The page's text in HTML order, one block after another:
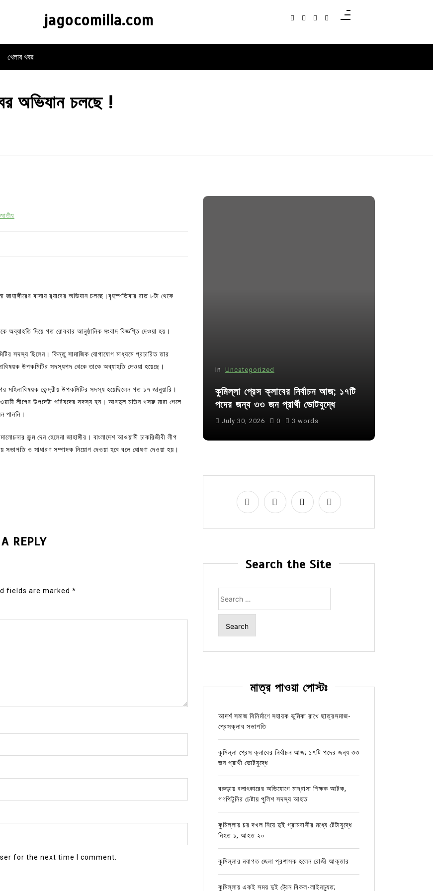
jagocomilla.com
খেলার খবর
অভিযান চলছে !
জাতীয়
বাসায় র‌্যাবের অভিযান চলছে।বৃহস্পতিবার রাত ৮টা থেকে
অব্যাহতি দিয়ে গত রোববার আনুষ্ঠানিক সংবাদ বিজ্ঞপ্তি দেওয়া হয়।
সদস্য ছিলেন। কিন্তু সামাজিক যোগাযোগ মাধ্যমে প্রচারিত তার
উপকমিটির সদস্যপদ থেকে তাকে অব্যাহতি দেওয়া হয়েছে।
মহিলাবিষয়ক কেন্দ্রীয় উপকমিটির সদস্য হয়েছিলেন গত ১৭ জানুয়ারি।
লীগের উপদেষ্টা পরিষদের সদস্য হন। আবদুল মতিন খসরু মারা গেলে
পাননি।
জন্ম দেন হেলেনা জাহাঙ্গীর। বাংলাদেশ আওয়ামী চাকরিজীবী লীগ
সভাপতি ও সাধারণ সম্পাদক নিয়োগ দেওয়া হবে বলে ঘোষণা দেওয়া হয়।
REPLY
fields are marked *
for the next time I comment.
In Uncategorized
আদর্শ সমাজ বিনির্মাণে সহায়ক ভুমিকা রাখে
ছাত্রসমাজ- প্রেসক্লাব সভাপতি
In Uncategorized
কুমিল্লা প্রেস ক্লাবের নির্বাচন আজ; ১৭টি
পদের জন্য ৩৩ জন প্রার্থী ভোটযুদ্ধে
July 30, 2026 0 3 words
Search the Site
for:
মাত্র পাওয়া পোস্টঃ
আদর্শ সমাজ বিনির্মাণে সহায়ক ভুমিকা রাখে ছাত্রসমাজ-
প্রেসক্লাব সভাপতি
কুমিল্লা প্রেস ক্লাবের নির্বাচন আজ; ১৭টি পদের জন্য ৩৩
জন প্রার্থী ভোটযুদ্ধে
বরুড়ায় বলাৎকারের অভিযোগে মাদ্রাসা শিক্ষক আটক,
গণপিটুনির চেষ্টায় পুলিশ সদস্য আহত
কুমিল্লায় চর দখল নিয়ে দুই গ্রামবাসীর মধ্যে টেটাযুদ্ধে
নিহত ১, আহত ২০
কুমিল্লার নবাগত জেলা প্রশাসক হলেন রোজী আক্তার
কুমিল্লায় একই সময় দুই ট্রেন বিকল-লাইনচ্যুত;